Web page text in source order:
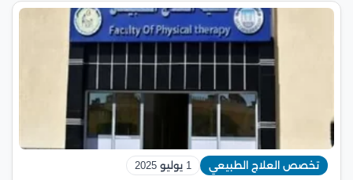
تخصص العلاج الطبيعي 1 يوليو 2025